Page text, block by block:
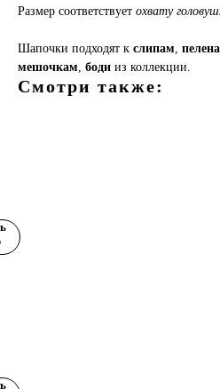
Размер соответствует охвату
Шапочки подходят к слипам,
мешочкам, боди из коллекции.
Смотри также: